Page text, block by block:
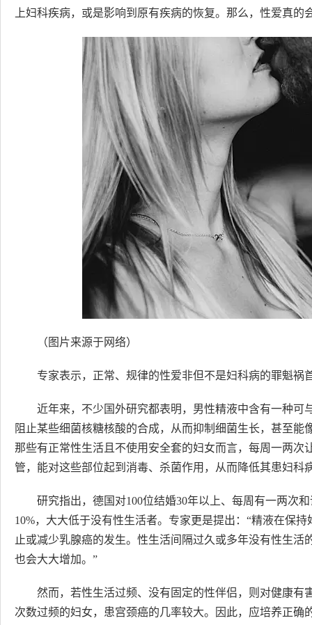
上妇科疾病，或是影响到原有疾病的恢复。那么，性爱真的
（图片来源于网络）
专家表示，正常、规律的性爱非但不是妇科病的罪魁祸
近年来，不少国外研究都表明，男性精液中含有一种
阻止某些细菌核糖核酸的合成，从而抑制细菌生长，甚至
那些有正常性生活且不使用安全套的妇女而言，每周一两
管，能对这些部位起到消毒、杀菌作用，从而降低其患妇科
研究指出，德国对100位结婚30年以上、每周有一两次
10%，大大低于没有性生活者。专家更是提出：“精液在保
止或减少乳腺癌的发生。性生活间隔过久或多年没有性生
也会大大增加。”
然而，若性生活过频、没有固定的性伴侣，则对健康
次数过频的妇女，患宫颈癌的几率较大。因此，应培养正